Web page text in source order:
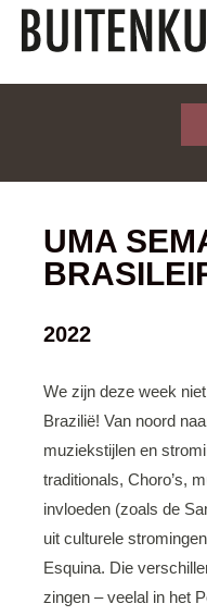
UMA
2022
We zijn deze week
Brazilië! Van noord
muziekstijlen en
traditionals, Choro’s,
invloeden (zoals de
uit culturele
Esquina. Die
zingen – veelal in het